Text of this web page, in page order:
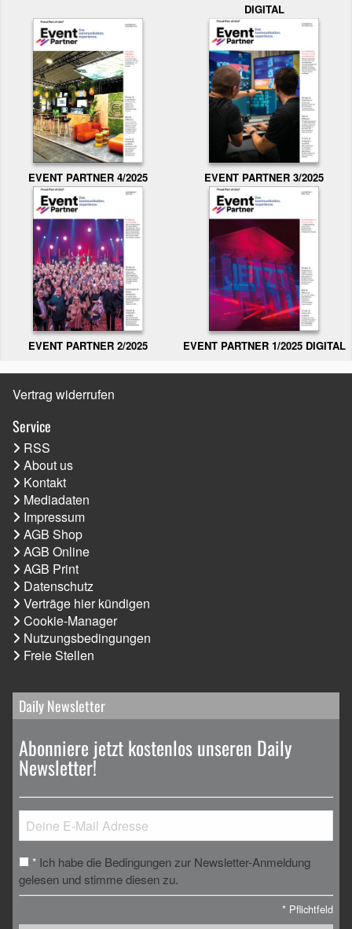
DIGITAL
EVENT PARTNER 4/2025 EVENT PARTNER 3/2025
EVENT PARTNER 2/2025 EVENT PARTNER 1/2025 DIGITAL
Vertrag widerrufen
Service
RSS
About us
Kontakt
Mediadaten
Impressum
AGB Shop
AGB Online
AGB Print
Datenschutz
Verträge hier kündigen
Cookie-Manager
Nutzungsbedingungen
Freie Stellen
Daily Newsletter
Abonniere jetzt kostenlos unseren Daily
Newsletter!
* Ich habe die Bedingungen zur Newsletter-Anmeldung
gelesen und stimme diesen zu.
* Pflichtfeld